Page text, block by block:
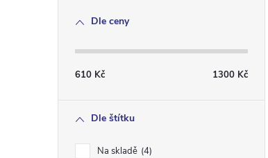
Dle ceny
610 Kč 1300 Kč
Dle štítku
Na skladě 4